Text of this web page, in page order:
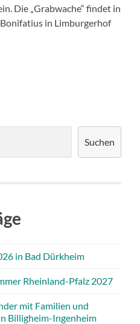
Die „Grabwache“ findet in
in Limburgerhof
Suchen
in Bad Dürkheim
Rheinland-Pfalz 2027
mit Familien und
Billigheim-Ingenheim